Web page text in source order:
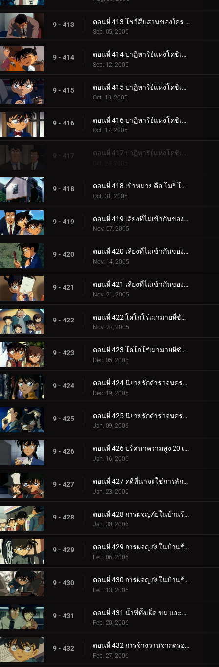
9 - 413 ตอนที่ 413 โชว์สืบสวนของใคร (ตอนจบ)
Sep. 05, 2005
9 - 414 ตอนที่ 414 ปาฏิหาริย์แห่งโคชิเอน ไม่ยอมแพ้ปิศาจที่มองไม่เห็น (ตอนพิเศษ ตอนแรก) ยอดนักสืบจิ๋วโคน_.
Sep. 12, 2005
9 - 415 ตอนที่ 415 ปาฏิหาริย์แห่งโคชิเอน ไม่ยอมแพ้ปิศาจที่มองไม่เห็น (ตอนพิเศษ ตอนที่ 2) ยอดนักสืบจิ๋วโค__.
Oct. 10, 2005
9 - 416 ตอนที่ 416 ปาฏิหาริย์แห่งโคชิเอน ไม่ยอมแพ้ปิศาจที่มองไม่เห็น (ตอนพิเศษ ตอนที่ 3) ยอดนักสืบจิ๋วโค__.
Oct. 17, 2005
9 - 417 ตอนที่ 417 ปาฏิหาริย์แห่งโคชิเอน ไม่ยอมแพ้ปิศาจที่มองไม่เห็น (ตอนพิเศษ ตอนจบ) ยอดนักสืบจิ๋วโคนั_.
Oct. 24, 2005
9 - 418 ตอนที่ 418 เป้าหมาย คือ โมริ โคโกโร่ !
Oct. 31, 2005
9 - 419 ตอนที่ 419 เสียงที่ไม่เข้ากันของสตราดีวาริอุส (เพลงโหมโรง)
Nov. 07, 2005
9 - 420 ตอนที่ 420 เสียงที่ไม่เข้ากันของสตราดีวาริอุส (เพลงท่อนกลาง)
Nov. 14, 2005
9 - 421 ตอนที่ 421 เสียงที่ไม่เข้ากันของสตราดีวาริอุส (เพลงส่งท้าย)
Nov. 21, 2005
9 - 422 ตอนที่ 422 โคโกโร่เมามายที่ซัสสึมะ (ตอนแรก)
Nov. 28, 2005
9 - 423 ตอนที่ 423 โคโกโร่เมามายที่ซัสสึมะ (ตอนจบ)
Dec. 05, 2005
9 - 424 ตอนที่ 424 นิยายรักตำรวจนครบาล ภาค 6 (ตอนแรก)
Dec. 19, 2005
9 - 425 ตอนที่ 425 นิยายรักตำรวจนครบาล ภาค 6 (ตอนจบ)
Jan. 09, 2006
9 - 426 ตอนที่ 426 ปริศนาความสูง 20 เซนติเมตร
Jan. 16, 2006
9 - 427 ตอนที่ 427 คดีที่น่าจะใช่การลักพาตัว
Jan. 23, 2006
9 - 428 ตอนที่ 428 การผจญภัยในบ้านร้างแสนพิลึก (ภาคผนึก)
Jan. 30, 2006
9 - 429 ตอนที่ 429 การผจญภัยในบ้านร้างแสนพิลึก (ภาคกลไก)
Feb. 06, 2006
9 - 430 ตอนที่ 430 การผจญภัยในบ้านร้างแสนพิลึก (ภาคตัดสินใจ)
Feb. 13, 2006
9 - 431 ตอนที่ 431 น้ำที่ทั้งเผ็ด ขม และหวาน
Feb. 20, 2006
9 - 432 ตอนที่ 432 การจ้างวานจากครอบครัวพิลึก (ตอนแรก)
Feb. 27, 2006